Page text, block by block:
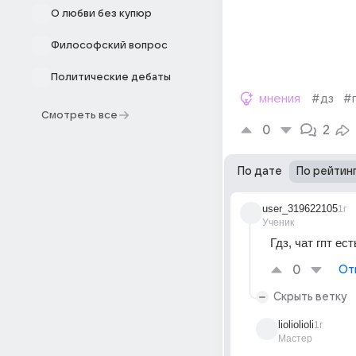
О любви без купюр
Философский вопрос
Политические дебаты
Смотреть все
мнения #дз
0 2
По дате По
user_319622105
Ученик
1г
Гдз, чат гпт
0
Скрыть ветку
lioliolioli
Мастер
1г